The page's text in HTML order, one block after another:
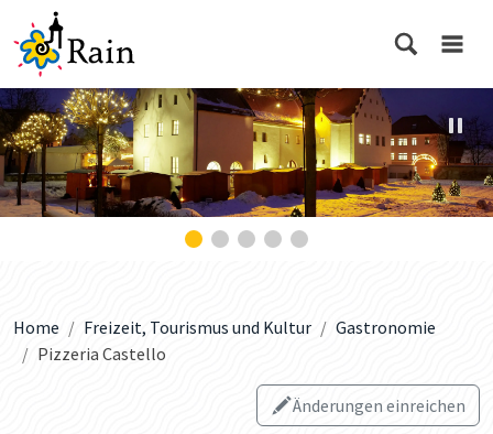
© Bild: Foto-Atelier Nitsche GmbH
Home Freizeit, Tourismus und Kultur
Gastronomie
Pizzeria Castello
Änderungen einreichen